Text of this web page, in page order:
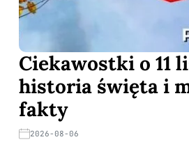
Ciekawostki o 11
historia święta i
fakty
2026-08-06